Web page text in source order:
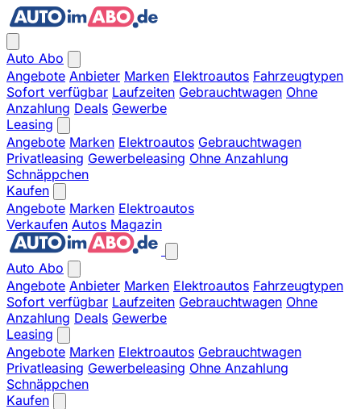
Auto Abo
Angebote Anbieter Marken Elektroautos Fahrzeugtypen
Sofort verfügbar Laufzeiten Gebrauchtwagen Ohne
Anzahlung Deals Gewerbe
Leasing
Angebote Marken Elektroautos Gebrauchtwagen
Privatleasing Gewerbeleasing Ohne Anzahlung
Schnäppchen
Kaufen
Angebote Marken Elektroautos
Verkaufen Autos Magazin
Auto Abo
Angebote Anbieter Marken Elektroautos Fahrzeugtypen
Sofort verfügbar Laufzeiten Gebrauchtwagen Ohne
Anzahlung Deals Gewerbe
Leasing
Angebote Marken Elektroautos Gebrauchtwagen
Privatleasing Gewerbeleasing Ohne Anzahlung
Schnäppchen
Kaufen